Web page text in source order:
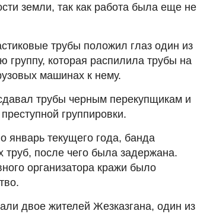
земли, так как работа была еще не
трубы положил глаз один из
группу, которая распилила трубы на
машинах к нему.
трубы черным перекупщикам и
группировки.
январь текущего года, банда
после чего была задержана.
организатора кражи было
двое жителей Жезказгана, один из